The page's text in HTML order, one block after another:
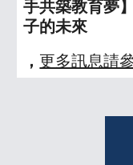
手共築教育夢
子的未來
， 更多訊息請